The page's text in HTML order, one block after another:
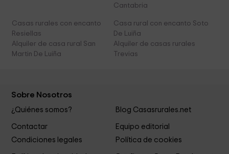
Cantabria
Casas rurales con encanto
Resiellas
Casa rural con encanto Soto
De Luiña
Alquiler de casa rural San
Martin De Luiña
Alquiler de casas rurales
Trevias
Sobre Nosotros
¿Quiénes somos? Blog Casasrurales.net
Contactar
Equipo editorial
Condiciones legales
Política de cookies